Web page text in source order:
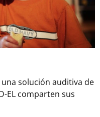
solución auditiva de
EL comparten sus